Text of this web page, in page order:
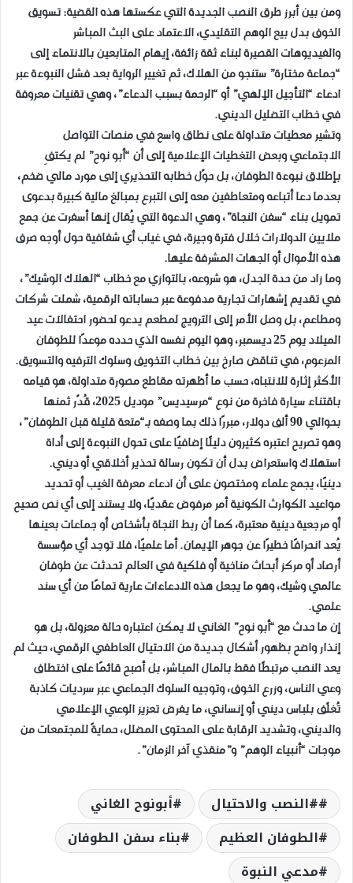
ومن بين أبرز طرق النصب الجديدة التي عكستها هذه القضية: تسويق
الخوف بدل بيع الوهم التقليدي، الاعتماد على البث المباشر
والفيديوهات القصيرة لبناء ثقة زائفة، إيهام المتابعين بالانتماء إلى
“جماعة مختارة” ستنجو من الهلاك، ثم تغيير الرواية بعد فشل النبوءة عبر
ادعاء “التأجيل الإلهي” أو “الرحمة بسبب الدعاء”، وهي تقنيات معروفة
في خطاب التضليل الديني.
وتشير معطيات متداولة على نطاق واسع في منصات التواصل
الاجتماعي وبعض التغطيات الإعلامية إلى أن “أبو نوح” لم يكتفِ
بإطلاق نبوءة الطوفان، بل حوّل خطابه التحذيري إلى مورد مالي ضخم،
بعدما دعا أتباعه ومتعاطفين معه إلى التبرع بمبالغ مالية كبيرة بدعوى
تمويل بناء “سفن النجاة”، وهي الدعوة التي يُقال إنها أسفرت عن جمع
ملايين الدولارات خلال فترة وجيزة، في غياب أي شفافية حول أوجه صرف
هذه الأموال أو الجهات المشرفة عليها.
وما زاد من حدة الجدل، هو شروعه، بالتوازي مع خطاب “الهلاك الوشيك”،
في تقديم إشهارات تجارية مدفوعة عبر حساباته الرقمية، شملت شركات
ومطاعم، بل وصل الأمر إلى الترويج لمطعم يدعو لحضور احتفالات عيد
الميلاد يوم 25 ديسمبر، وهو اليوم نفسه الذي حدده موعدًا للطوفان
المزعوم، في تناقض صارخ بين خطاب التخويف وسلوك الترفيه والتسويق.
الأكثر إثارة للانتباه، حسب ما أظهرته مقاطع مصورة متداولة، هو قيامه
باقتناء سيارة فاخرة من نوع “مرسيديس” موديل 2025، قُدّر ثمنها
بحوالي 90 ألف دولار، مبررًا ذلك بما وصفه بـ“متعة قليلة قبل الطوفان”،
وهو تصريح اعتبره كثيرون دليلًا إضافيًا على تحول النبوءة إلى أداة
استهلاك واستعراض بدل أن تكون رسالة تحذير أخلاقي أو ديني.
دينيًا، يجمع علماء ومختصون على أن ادعاء معرفة الغيب أو تحديد
مواعيد الكوارث الكونية أمر مرفوض عقديًا، ولا يستند إلى أي نص صحيح
أو مرجعية دينية معتبرة، كما أن ربط النجاة بأشخاص أو جماعات بعينها
يُعد انحرافًا خطيرًا عن جوهر الإيمان. أما علميًا، فلا توجد أي مؤسسة
أرصاد أو مركز أبحاث مناخية أو فلكية في العالم تحدثت عن طوفان
عالمي وشيك، وهو ما يجعل هذه الادعاءات عارية تمامًا من أي سند
علمي.
إن ما حدث مع “أبو نوح” الغاني لا يمكن اعتباره حالة معزولة، بل هو
إنذار واضح بظهور أشكال جديدة من الاحتيال العاطفي الرقمي، حيث لم
يعد النصب مرتبطًا فقط بالمال المباشر، بل أصبح قائمًا على اختطاف
وعي الناس، وزرع الخوف، وتوجيه السلوك الجماعي عبر سرديات كاذبة
تُغلّف بلباس ديني أو إنساني، ما يفرض تعزيز الوعي الإعلامي
والديني، وتشديد الرقابة على المحتوى المضلل، حمايةً للمجتمعات من
موجات “أنبياء الوهم” و”منقذي آخر الزمان”.
#النصب والاحتيال
أبونوح الغاني
الطوفان العظيم
بناء سفن الطوفان
مدعي النبوة